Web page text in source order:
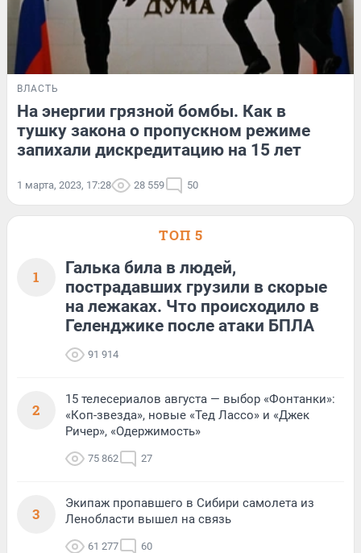
ВЛАСТЬ
На энергии грязной бомбы. Как в
тушку закона о пропускном режиме
запихали дискредитацию на 15 лет
1 марта, 2023, 17:28 28 559 50
ТОП 5
1
Галька била в людей,
пострадавших грузили в скорые
на лежаках. Что происходило в
Геленджике после атаки БПЛА
91 914
2
15 телесериалов августа — выбор «Фонтанки»:
«Коп-звезда», новые «Тед Лассо» и «Джек
Ричер», «Одержимость»
75 862 27
3
Экипаж пропавшего в Сибири самолета из
Ленобласти вышел на связь
61 277 60